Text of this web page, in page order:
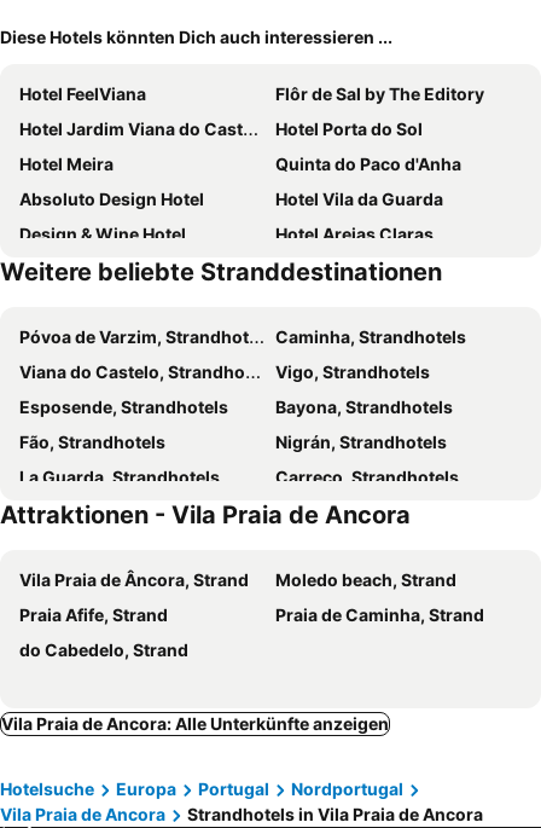
Diese Hotels könnten Dich auch interessieren ...
Hotel FeelViana
Flôr de Sal by The Editory
Hotel Jardim Viana do Castelo
Hotel Porta do Sol
Hotel Meira
Quinta do Paco d'Anha
Absoluto Design Hotel
Hotel Vila da Guarda
Design & Wine Hotel
Hotel Areias Claras
Hotel Apartamento Marouco
Pensao O Laranjeira
Hotel Celta
Abrigo do Portinho
Trajadinha
Hotel El Molino
Quinta da Boa Viagem
Lélé
Casa D' Joao Enes - Afife Residence
Hotel Novo Muiño
Weitere beliebte Stranddestinationen
Póvoa de Varzim, Strandhotels
Caminha, Strandhotels
Viana do Castelo, Strandhotels
Vigo, Strandhotels
Esposende, Strandhotels
Bayona, Strandhotels
Fão, Strandhotels
Nigrán, Strandhotels
La Guarda, Strandhotels
Carreco, Strandhotels
Oia, Strandhotels
Terras de Bouro, Strandhotels
Braga, Strandhotels
Ponte de Lima, Strandhotels
Tuy, Strandhotels
Gondomar, Strandhotels
Vila Nova de Cerveira, Strandhotels
Attraktionen - Vila Praia de Ancora
Vila Praia de Âncora, Strand
Moledo beach, Strand
Praia Afife, Strand
Praia de Caminha, Strand
do Cabedelo, Strand
Vila Praia de Ancora: Alle Unterkünfte anzeigen
Hotelsuche Europa Portugal
Nordportugal
Vila Praia de Ancora
Strandhotels in Vila Praia de Ancora